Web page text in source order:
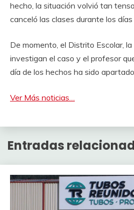
hecho, la situación volvió tan
canceló las clases durante los
De momento, el Distrito Escolar,
investigan el caso y el profesor
día de los hechos ha sido
Ver Más noticias…
Entradas